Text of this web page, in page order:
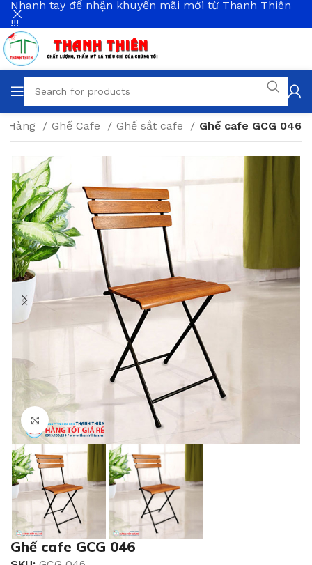
Hàng Ghế Cafe Ghế sắt cafe Ghế cafe GCG 046
Click to enlarge
Ghế cafe GCG 046
Nhanh tay để nhận khuyến mãi mới từ Thanh Thiên
!!!